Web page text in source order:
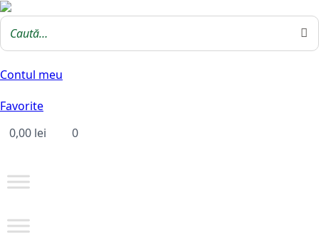
Contul meu
Favorite
0,00 lei 0